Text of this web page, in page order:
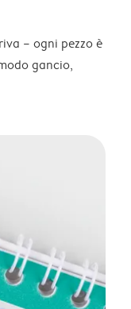
– ogni pezzo è
gancio,